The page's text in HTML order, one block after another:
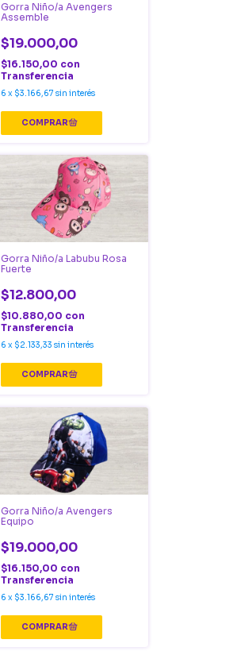
Gorra Niño/a Avengers
Assemble
$19.000,00
$16.150,00 con
Transferencia
6 x $3.166,67 sin interés
Gorra Niño/a Labubu Rosa
Fuerte
$12.800,00
$10.880,00 con
Transferencia
6 x $2.133,33 sin interés
Gorra Niño/a Avengers
Equipo
$19.000,00
$16.150,00 con
Transferencia
6 x $3.166,67 sin interés